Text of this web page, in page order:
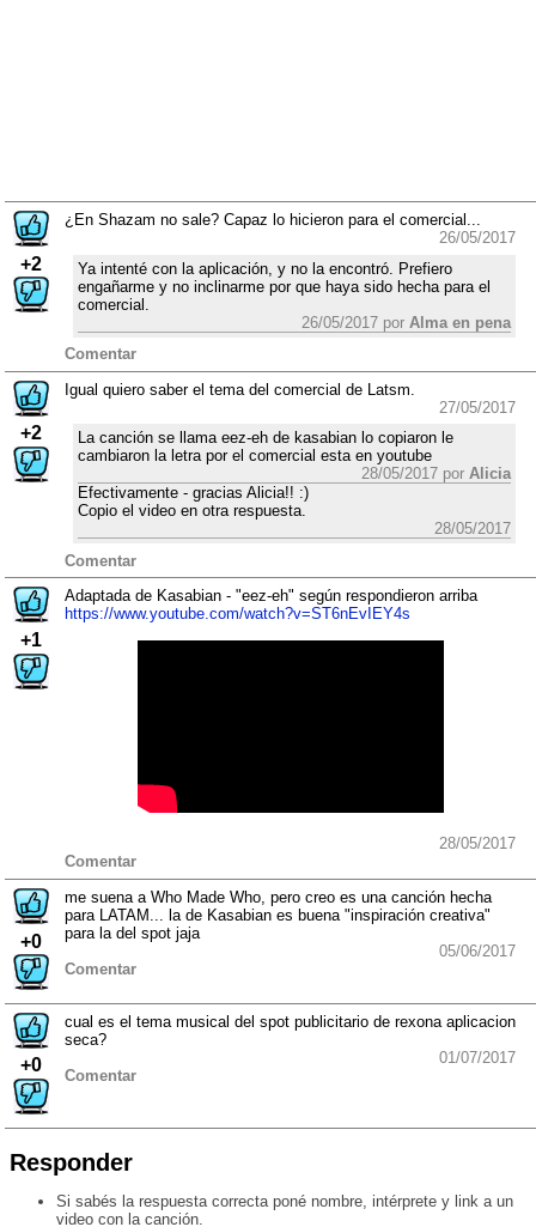
+2
¿En Shazam no sale? Capaz lo hicieron para el comercial...
26/05/2017
Ya intenté con la aplicación, y no la encontró. Prefiero
engañarme y no inclinarme por que haya sido hecha para el
comercial.
26/05/2017 por Alma en pena
Comentar
+2
Igual quiero saber el tema del comercial de Latsm.
27/05/2017
La canción se llama eez-eh de kasabian lo copiaron le
cambiaron la letra por el comercial esta en youtube
28/05/2017 por Alicia
Efectivamente - gracias Alicia!! :)
Copio el video en otra respuesta.
28/05/2017
Comentar
+1
Adaptada de Kasabian - "eez-eh" según respondieron arriba
https://www.youtube.com/watch?v=ST6nEvIEY4s
28/05/2017
Comentar
+0
me suena a Who Made Who, pero creo es una canción hecha
para LATAM... la de Kasabian es buena "inspiración creativa"
para la del spot jaja
05/06/2017
Comentar
+0
cual es el tema musical del spot publicitario de rexona aplicacion
seca?
01/07/2017
Comentar
Responder
Si sabés la respuesta correcta poné nombre, intérprete y link a un
video con la canción.